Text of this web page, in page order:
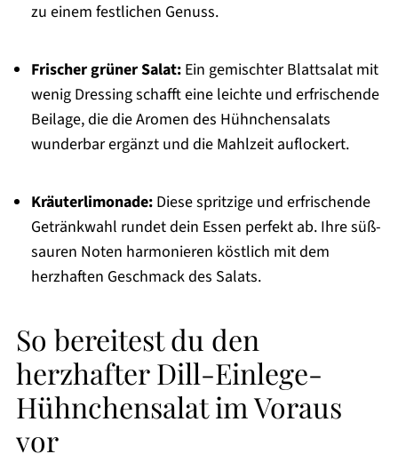
zu einem festlichen Genuss.
Frischer grüner Salat:Ein gemischter Blattsalat mit
wenig Dressing schafft eine leichte und erfrischende
Beilage, die die Aromen des Hühnchensalats
wunderbar ergänzt und die Mahlzeit auflockert.
Kräuterlimonade:Diese spritzige und erfrischende
Getränkwahl rundet dein Essen perfekt ab. Ihre süß-
sauren Noten harmonieren köstlich mit dem
herzhaften Geschmack des Salats.
So bereitest du den
herzhafter Dill-Einlege-
Hühnchensalat im Voraus
vor